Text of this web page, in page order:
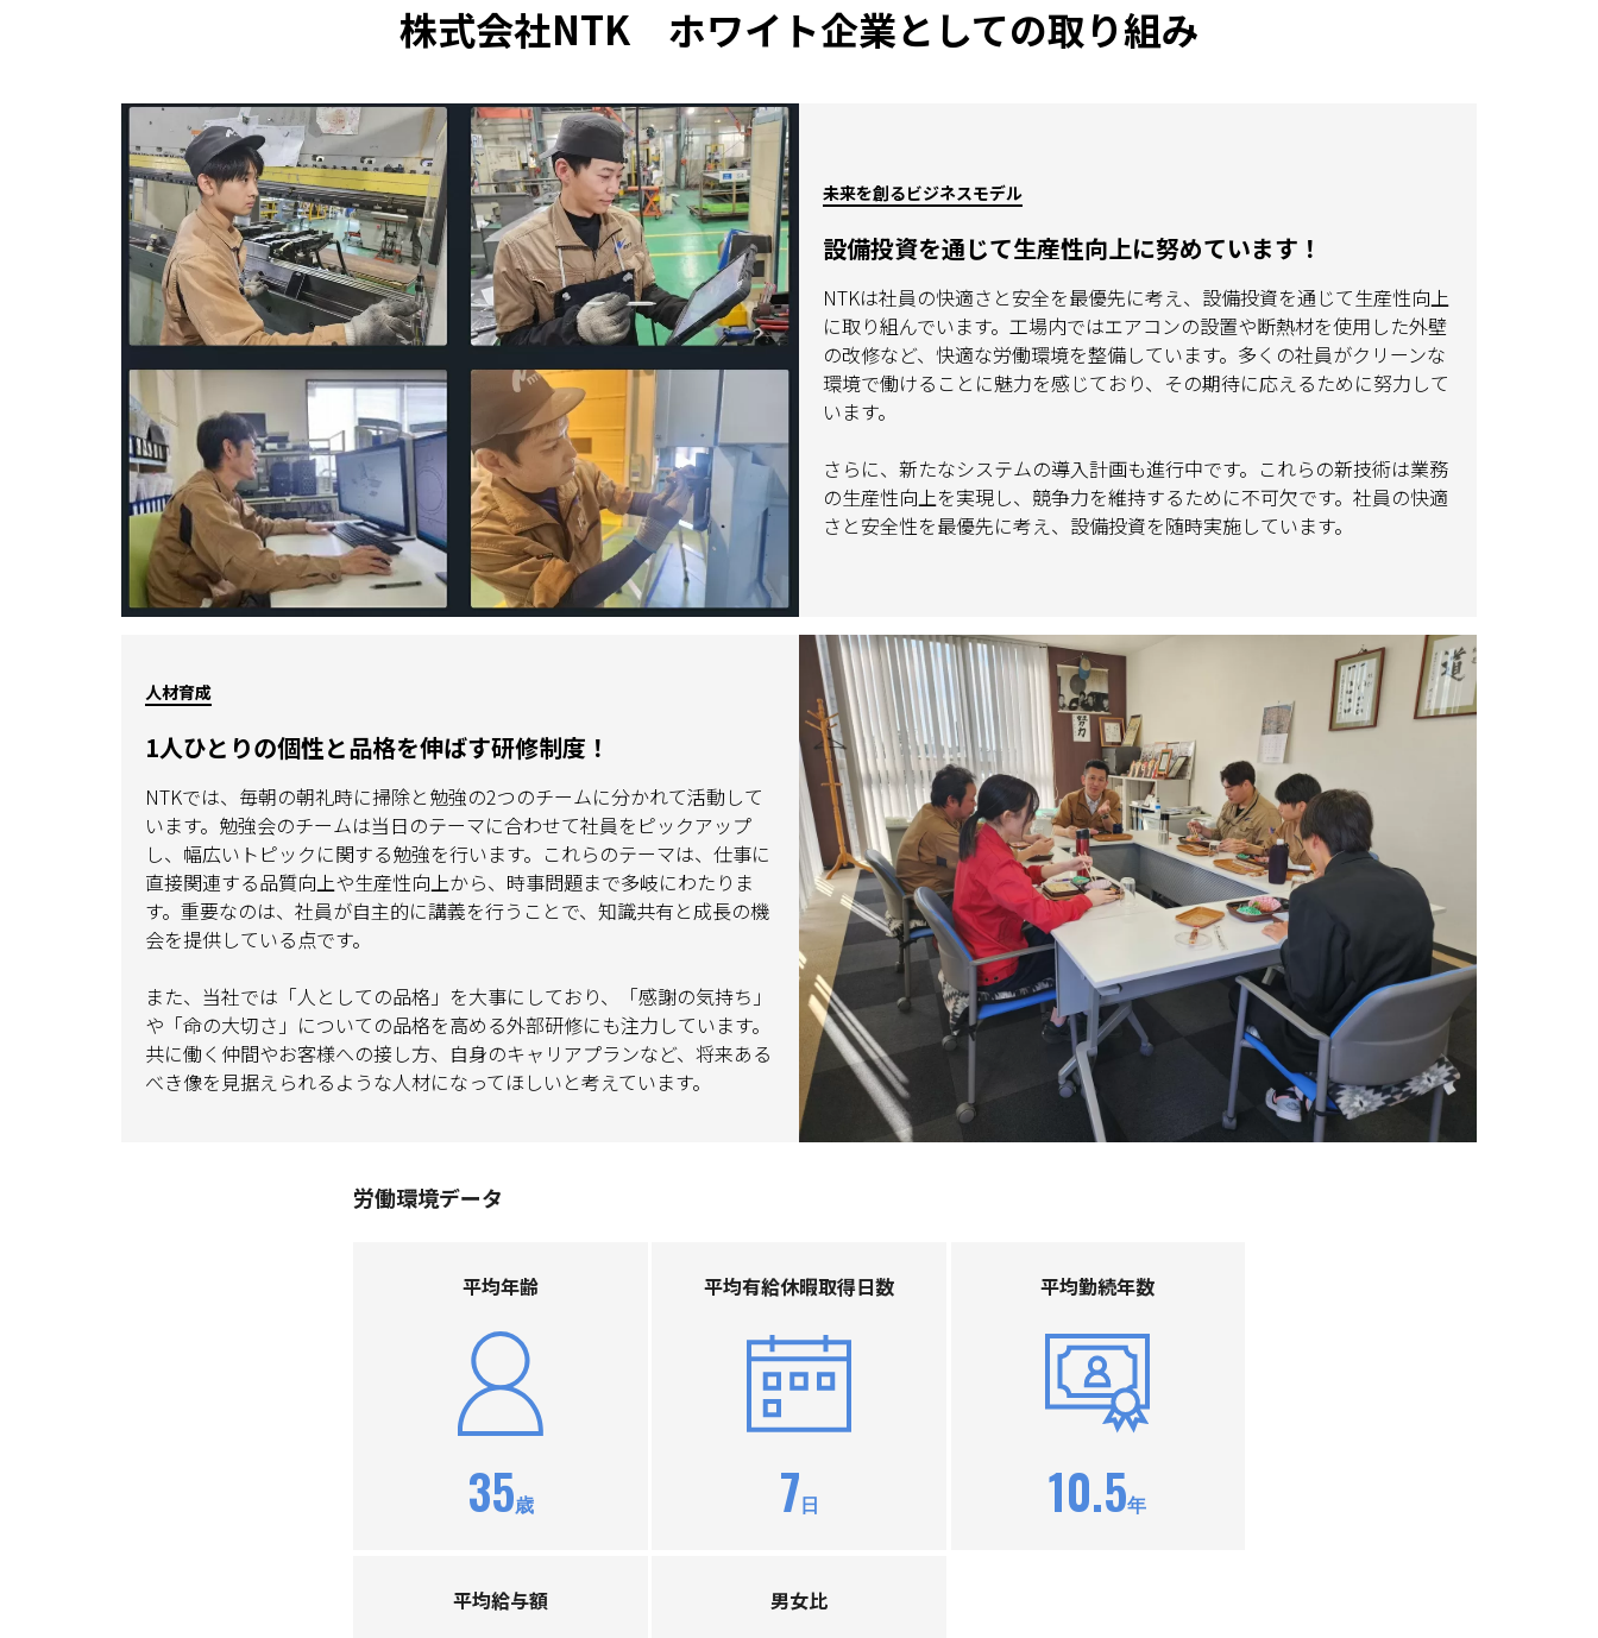
株式会社NTK ホワイト企業としての取り組み
未来を創るビジネスモデル
設備投資を通じて生産性向上に努めています！
NTKは社員の快適さと安全を最優先に考え、設備投資を通じて生産性向上
に取り組んでいます。工場内ではエアコンの設置や断熱材を使用した外壁
の改修など、快適な労働環境を整備しています。多くの社員がクリーンな
環境で働けることに魅力を感じており、その期待に応えるために努力して
います。
さらに、新たなシステムの導入計画も進行中です。これらの新技術は業務
の生産性向上を実現し、競争力を維持するために不可欠です。社員の快適
さと安全性を最優先に考え、設備投資を随時実施しています。
人材育成
1人ひとりの個性と品格を伸ばす研修制度！
NTKでは、毎朝の朝礼時に掃除と勉強の2つのチームに分かれて活動して
います。勉強会のチームは当日のテーマに合わせて社員をピックアップ
し、幅広いトピックに関する勉強を行います。これらのテーマは、仕事に
直接関連する品質向上や生産性向上から、時事問題まで多岐にわたりま
す。重要なのは、社員が自主的に講義を行うことで、知識共有と成長の機
会を提供している点です。
また、当社では「人としての品格」を大事にしており、「感謝の気持ち」
や「命の大切さ」についての品格を高める外部研修にも注力しています。
共に働く仲間やお客様への接し方、自身のキャリアプランなど、将来ある
べき像を見据えられるような人材になってほしいと考えています。
労働環境データ
平均年齢
35歳
平均有給休暇取得⽇数
7日
平均勤続年数
10.5年
平均給与額 男⼥⽐